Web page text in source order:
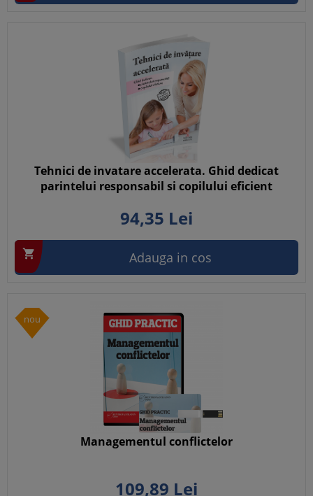
Tehnici de invatare accelerata. Ghid dedicat
parintelui responsabil si copilului eficient
94,35 Lei
 Adauga in cos
nou
Managementul conflictelor
109,89 Lei